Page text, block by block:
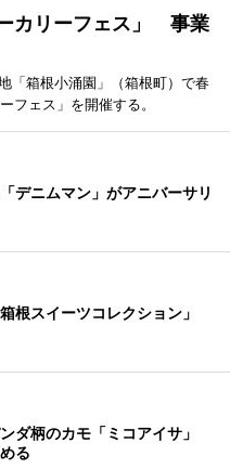
カリーフェス」 事業
「箱根小涌園」（箱根町）で春
フェス」を開催する。
デニムマン」がアニバーサリ
根スイーツコレクション」
ダ柄のカモ「ミコアイサ」
る